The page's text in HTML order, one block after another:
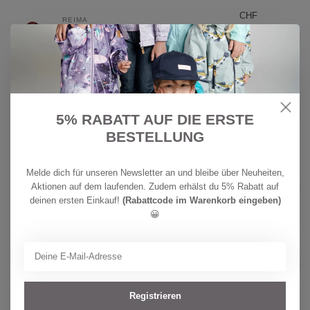
REIMA
Reima tec Kinder Softshelljacke
Koivula Red Clay
Auf Lager
CHF
74,90
CHF
59,90
REIMA
Misty Violet
89,90
REIMA
Reima Hybrid Weste Tikkeri Stone
Green
Auf Lager
44,90
Reima Hybrid Weste Tikkeri
Auf Lager
44,90
5% RABATT AUF DIE ERSTE
BESTELLUNG
Melde dich für unseren Newsletter an und bleibe über Neuheiten,
Aktionen auf dem laufenden. Zudem erhälst du 5% Rabatt auf
deinen ersten Einkauf! (Rabattcode im Warenkorb eingeben)
😀
Registrieren